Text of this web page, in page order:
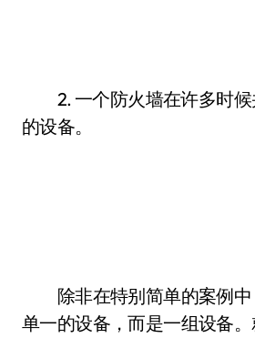
2. 一个防火墙在许多时候
的设备。
除非在特别简单的案例中
单一的设备，而是一组设备